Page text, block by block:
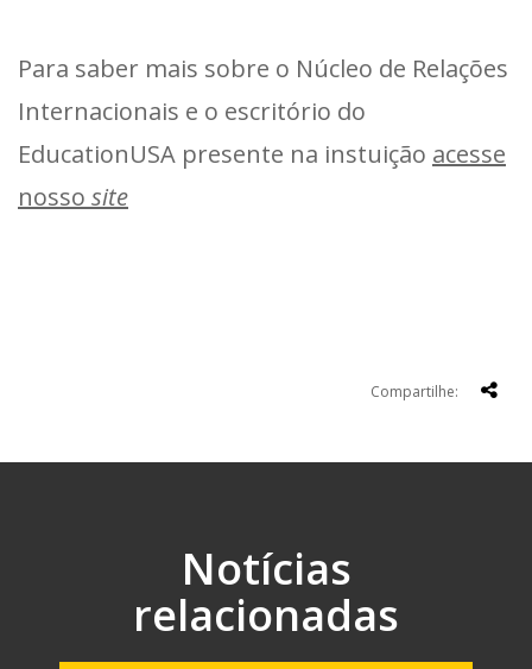
Para saber mais sobre o Núcleo de Relações
Internacionais e o escritório do
EducationUSA presente na instuição acesse
nosso site
Compartilhe:
Notícias
relacionadas